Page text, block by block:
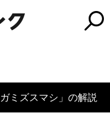
ミズスマシ」の解説